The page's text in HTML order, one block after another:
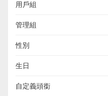
用戶組
管理組
性別
生日
自定義頭銜